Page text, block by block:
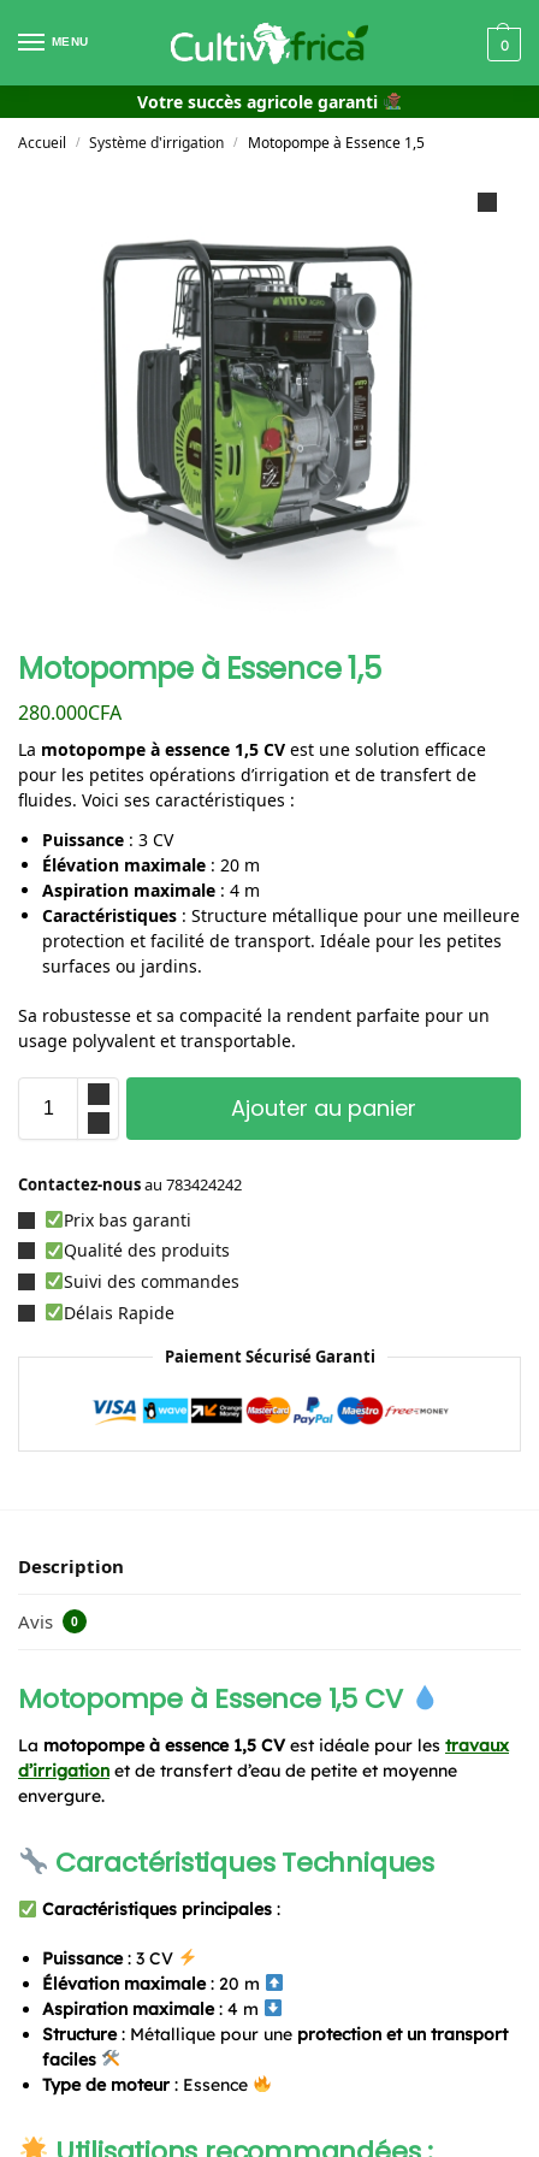
MENU 0
Votre succès agricole garanti
Accueil / Système d'irrigation / Motopompe à Essence 1,5
Motopompe à Essence 1,5
280.000CFA
La motopompe à essence 1,5 CV est une solution efficace
pour les petites opérations d’irrigation et de transfert de
fluides. Voici ses caractéristiques :
Puissance : 3 CV
Élévation maximale : 20 m
Aspiration maximale : 4 m
Caractéristiques : Structure métallique pour une meilleure
protection et facilité de transport. Idéale pour les petites
surfaces ou jardins.
Sa robustesse et sa compacité la rendent parfaite pour un
usage polyvalent et transportable.
Ajouter au panier
Contactez-nousau 783424242
Prix bas garanti
Qualité des produits
Suivi des commandes
Délais Rapide
Paiement Sécurisé Garanti
Description
Avis 0
Motopompe à Essence 1,5 CV
La motopompe à essence 1,5 CVest idéale pour les travaux
d’irrigation et de transfert d’eau de petite et moyenne
envergure.
Caractéristiques Techniques
Caractéristiques principales:
Puissance: 3 CV
Élévation maximale: 20 m
Aspiration maximale: 4 m
Structure: Métallique pour une protection et un transport
faciles
Type de moteur : Essence